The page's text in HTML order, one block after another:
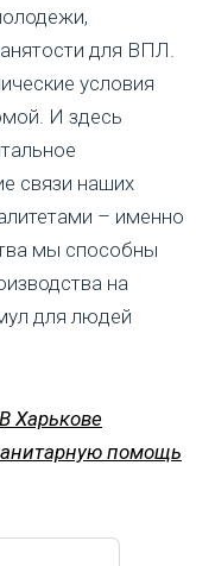
для ВПЛ.
условия
И здесь
связи наших
– именно
мы способны
на
для людей
В Харькове
помощь